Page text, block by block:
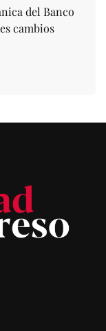
del Banco
cambios